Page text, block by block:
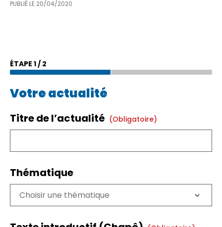
PUBLIÉ LE 20/04/2020
ÉTAPE 1/ 2
Votre actualité
Titre de l’actualité (obligatoire)
Thématique